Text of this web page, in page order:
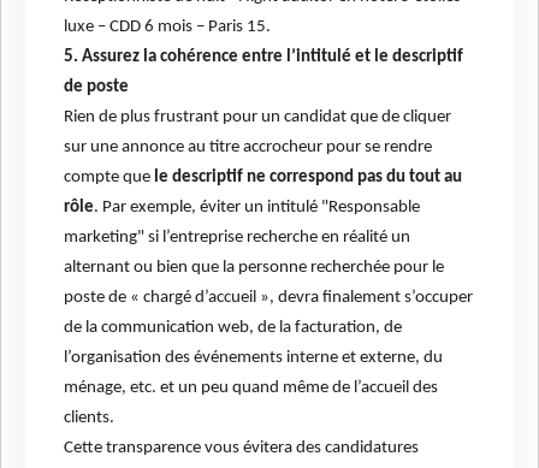
luxe – CDD 6 mois – Paris 15.
5. Assurez la cohérence entre l’intitulé et le descriptif
de poste
Rien de plus frustrant pour un candidat que de cliquer
sur une annonce au titre accrocheur pour se rendre
compte que le descriptif ne correspond pas du tout au
rôle. Par exemple, éviter un intitulé "Responsable
marketing" si l’entreprise recherche en réalité un
alternant ou bien que la personne recherchée pour le
poste de « chargé d’accueil », devra finalement s’occuper
de la communication web, de la facturation, de
l’organisation des événements interne et externe, du
ménage, etc. et un peu quand même de l’accueil des
clients.
Cette transparence vous évitera des candidatures